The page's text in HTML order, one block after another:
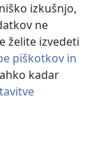
izkušnjo,
ne
želite izvedeti
piškotkov in
kadar
of Pennsylvania.